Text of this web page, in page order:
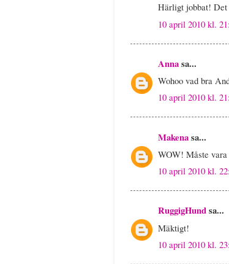
Härligt jobbat! Det
10 april 2010 kl.
Annasa...
Wohoo vad bra
10 april 2010 kl.
Makenasa...
WOW! Måste
10 april 2010 kl.
RuggigHundsa...
Mäktigt!
10 april 2010 kl.